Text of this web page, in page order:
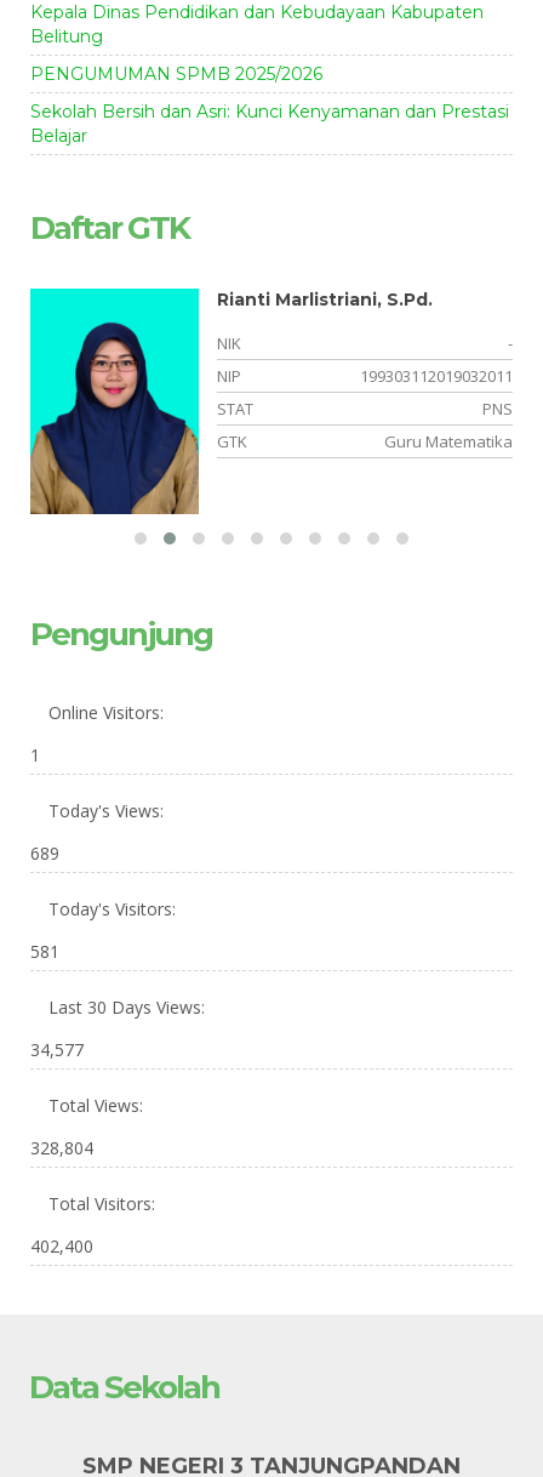
Kepala Dinas Pendidikan dan Kebudayaan Kabupaten
Belitung
PENGUMUMAN SPMB 2025/2026
Sekolah Bersih dan Asri: Kunci Kenyamanan dan Prestasi
Belajar
Daftar GTK
Rianti Marlistriani, S.Pd.
NIK
-
NIP
199303112019032011
STAT
PNS
GTK
Guru Matematika
Pengunjung
Online Visitors:
1
Today's Views:
689
Today's Visitors:
581
Last 30 Days Views:
34,577
Total Views:
328,804
Total Visitors:
402,400
Data Sekolah
SMP NEGERI 3 TANJUNGPANDAN